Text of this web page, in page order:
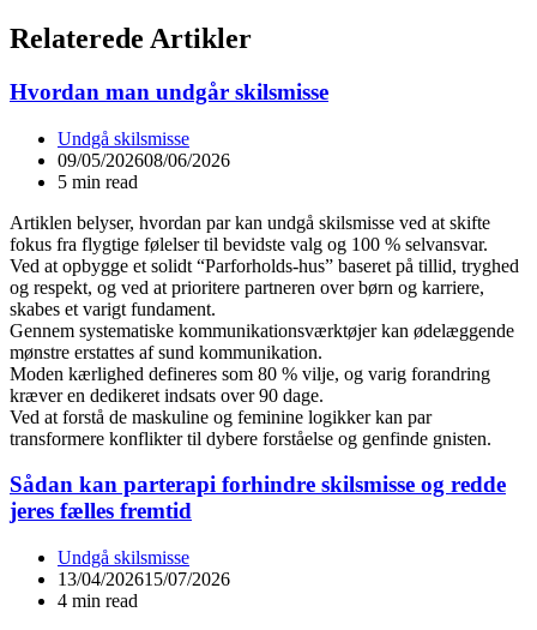
Relaterede Artikler
Hvordan man undgår skilsmisse
Undgå skilsmisse
09/05/202608/06/2026
5 min read
Artiklen belyser, hvordan par kan undgå skilsmisse ved at skifte
fokus fra flygtige følelser til bevidste valg og 100 % selvansvar.
Ved at opbygge et solidt “Parforholds-hus” baseret på tillid, tryghed
og respekt, og ved at prioritere partneren over børn og karriere,
skabes et varigt fundament.
Gennem systematiske kommunikationsværktøjer kan ødelæggende
mønstre erstattes af sund kommunikation.
Moden kærlighed defineres som 80 % vilje, og varig forandring
kræver en dedikeret indsats over 90 dage.
Ved at forstå de maskuline og feminine logikker kan par
transformere konflikter til dybere forståelse og genfinde gnisten.
Sådan kan parterapi forhindre skilsmisse og redde
jeres fælles fremtid
Undgå skilsmisse
13/04/202615/07/2026
4 min read